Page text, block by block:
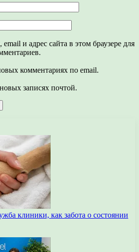
и адрес сайта в этом браузере для
комментариях по email.
записях почтой.
клиники, как забота о состоянии